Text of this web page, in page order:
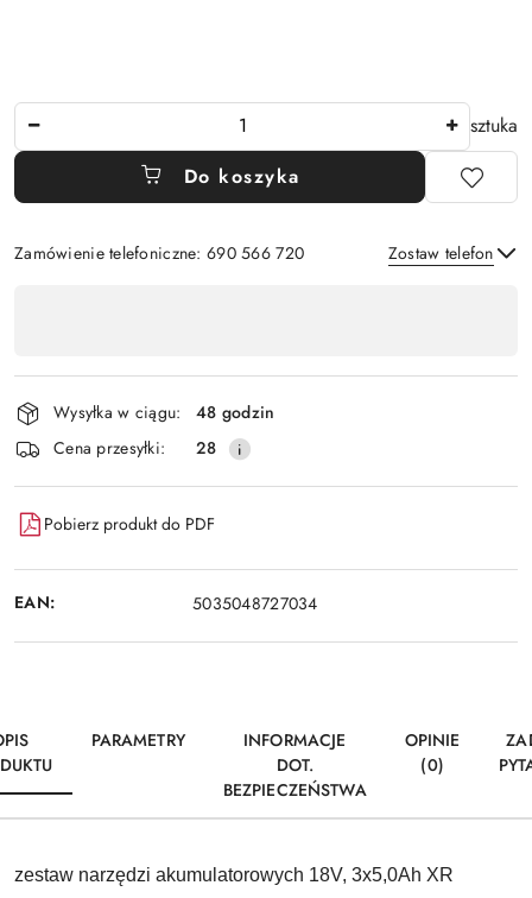
sztuka
Do koszyka
Zamówienie telefoniczne: 690 566 720 Zostaw telefon
płatność
i
dostawa
Wysyłka w ciągu:
48 godzin
Cena przesyłki:
28
Pobierz produkt do PDF
EAN: 5035048727034
PARAMETRY
INFORMACJE
DOT.
BEZPIECZEŃSTWA
OPINIE
(0)
zestaw narzędzi akumulatorowych 18V, 3x5,0Ah XR